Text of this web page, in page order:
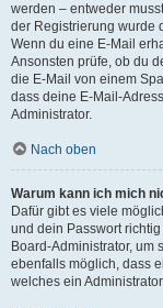
werden – entweder
der Registrierung wurde
Wenn du eine E-Mail
Ansonsten prüfe, ob du
die E-Mail von einem
dass deine E-Mail-
Administrator.
Nach oben
Warum kann ich mich
Dafür gibt es viele
und dein Passwort
Board-Administrator, um
ebenfalls möglich, dass
welches ein